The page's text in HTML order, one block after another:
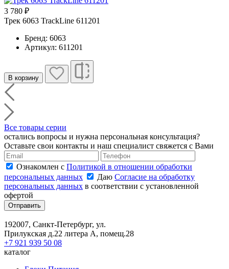
3 780 ₽
Трек 6063 TrackLine 611201
Бренд: 6063
Артикул: 611201
В корзину
Все товары серии
остались вопросы и нужна персональная консультация?
Оставьте свои контакты и наш специалист свяжется с Вами
Ознакомлен с Политикой в отношении обработки
персональных данных
Даю Согласие на обработку
персональных данных в соответствии с установленной
офертой
Отправить
192007, Санкт-Петербург, ул.
Прилукская д.22 литера А, помещ.28
+7 921 939 50 08
каталог